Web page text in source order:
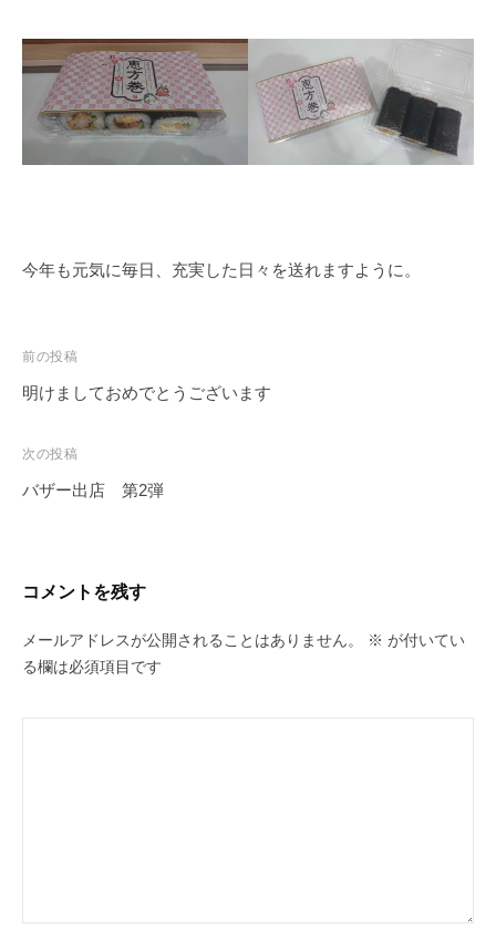
今年も元気に毎日、充実した日々を送れますように。
投
稿
ビ
ゲ
ン
前の投稿
明けましておめでとうございます
次の投稿
バザー出店 第2弾
コメントを残す
メールアドレスが公開されることはありません。 ※ が付いてい
る欄は必須項目です